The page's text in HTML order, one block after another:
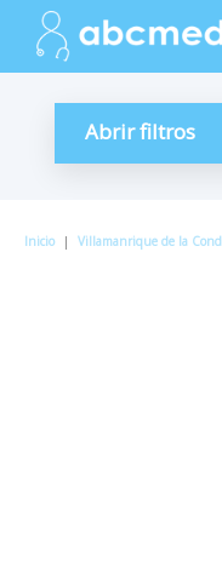
Abrir filtros
Inicio | Villamanrique de la